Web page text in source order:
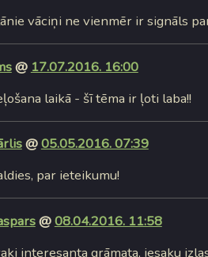
vāciņi ne vienmēr ir signāls
@ 17.07.2016. 16:00
laikā - šī tēma ir ļoti laba!!
@05.05.2016. 07:39
par ieteikumu!
@08.04.2016. 11:58
interesanta grāmata, iesaku